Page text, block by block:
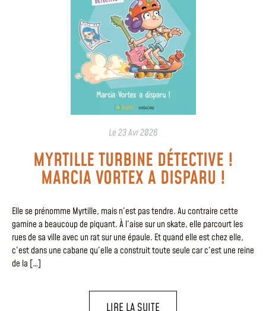
Le23 Avr 2026
MYRTILLE TURBINE DÉTECTIVE !
MARCIA VORTEX A DISPARU !
Elle se prénomme Myrtille, mais n’est pas tendre. Au contraire cette
gamine a beaucoup de piquant. À l’aise sur un skate, elle parcourt les
rues de sa ville avec un rat sur une épaule. Et quand elle est chez elle,
c’est dans une cabane qu’elle a construit toute seule car c’est une reine
de la […]
LIRE LA SUITE